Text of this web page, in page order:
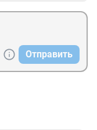
Отправить